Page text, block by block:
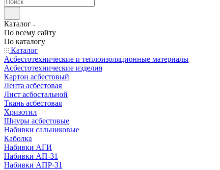
Каталог
По всему сайту
По каталогу
Каталог
Асбестотехнические и теплоизоляционные материалы
Асбестотехнические изделия
Картон асбестовый
Лента асбестовая
Лист асбостальной
Ткань асбестовая
Хризотил
Шнуры асбестовые
Набивки сальниковые
Каболка
Набивки АГИ
Набивки АП-31
Набивки АПР-31